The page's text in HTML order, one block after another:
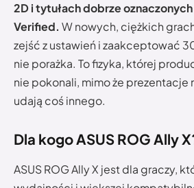
2D i tytułach dobrze
Verified. W nowych, ciężkich
zejść z ustawień i zaakceptować
nie porażka. To fizyka, której
nie pokonali, mimo że prezentacje
udają coś innego.
Dla kogo ASUS ROG Ally
ASUS ROG Ally X jest dla graczy,